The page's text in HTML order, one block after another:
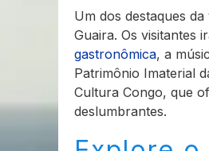
Um dos destaques
Guaira. Os visitantes
gastronômica, a
Patrimônio Imaterial
Cultura Congo, que
deslumbrantes.